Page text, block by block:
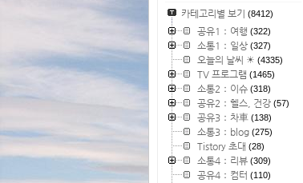
카테고리별 보기 (8412)
공유1：여행 (322)
소통1：일상(327)
오늘의 날씨 ☀ (4335)
TV 프로그램 (1465)
소통2：이슈(318)
공유2：헬스, 건강(57)
공유3：차車(138)
소통3：blog(275)
Tistory 초대 (28)
소통4：리뷰(309)
공유4：컴터 (110)